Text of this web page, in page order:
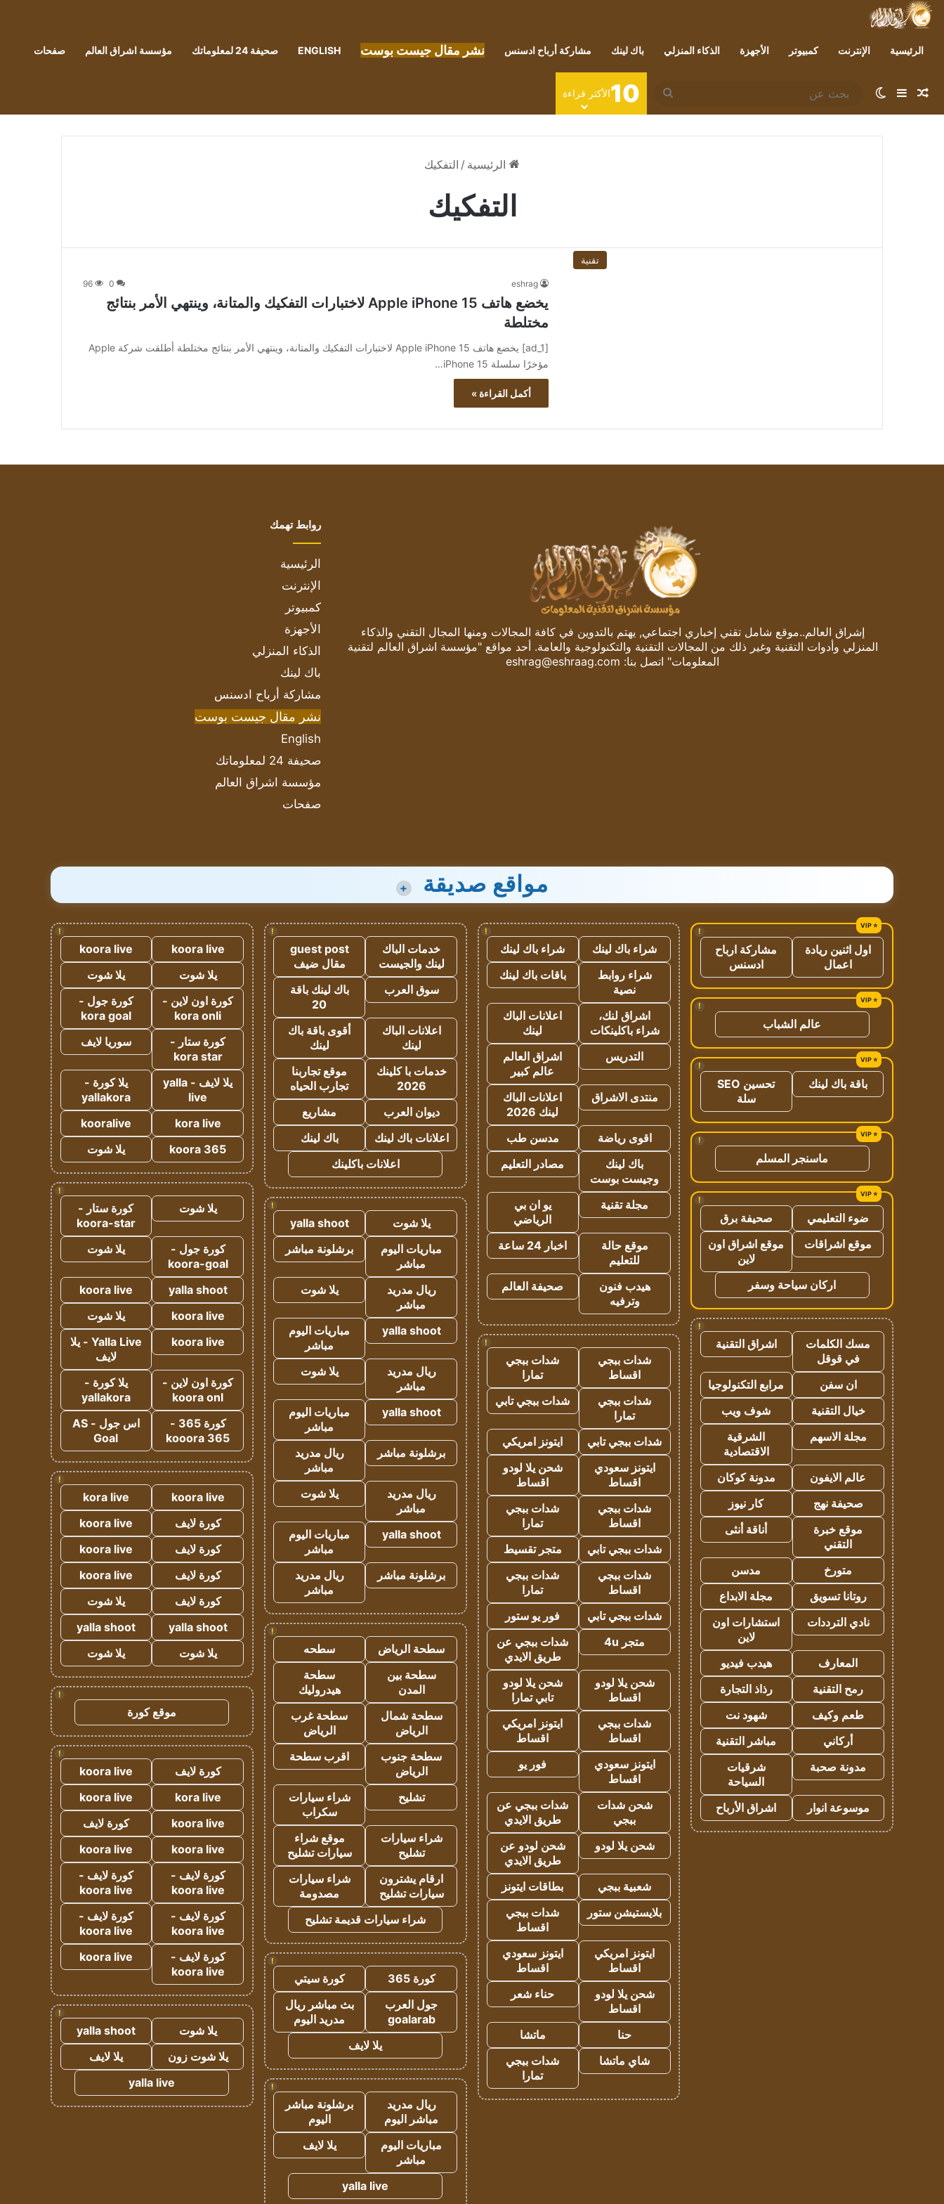
الرئيسية الإنترنت كمبيوتر الأجهزة الذكاء المنزلي باك لينك مشاركة أرباح ادسنس نشر مقال جيست بوست ENGLISH صحيفة 24 لمعلوماتك مؤسسة اشراق العالم صفحات
مقال عشوائي
إضافة عمود جانبي
الوضع المظلم
بحث
عن
10الأكثر قراءة
الرئيسية / التفكيك
التفكيك
تقنية
eshrag
0
96
يخضع هاتف Apple iPhone 15 لاختبارات التفكيك والمتانة، وينتهي الأمر بنتائج
مختلطة
[ad_1] يخضع هاتف Apple iPhone 15 لاختبارات التفكيك والمتانة، وينتهي الأمر بنتائج مختلطة أطلقت شركة Apple
مؤخرًا سلسلة iPhone 15…
أكمل القراءة »
إشراق العالم..موقع شامل تقني إخباري اجتماعي, يهتم بالتدوين في كافة المجالات ومنها المجال التقني والذكاء
المنزلي وأدوات التقنية وغير ذلك من المجالات التقنية والتكنولوجية والعامة. أحد مواقع "مؤسسة اشراق العالم لتقنية
المعلومات" اتصل بنا: eshrag@eshraag.com
روابط تهمك
الرئيسية
الإنترنت
كمبيوتر
الأجهزة
الذكاء المنزلي
باك لينك
مشاركة أرباح ادسنس
نشر مقال جيست بوست
English
صحيفة 24 لمعلوماتك
مؤسسة اشراق العالم
صفحات
مواقع صديقة +
!
اول اثنين ريادة
اعمال
مشاركة ارباح
ادسنس
!
عالم الشباب
!
باقة باك لينك
تحسين SEO
سلة
!
ماسنجر المسلم
!
ضوء التعليمي
صحيفة برق
موقع اشراقات
موقع اشراق اون
لاين
اركان سياحة وسفر
!
مسك الكلمات
في قوقل
اشراق التقنية
ان سفن
مرابع التكنولوجيا
خيال التقنية
شوف ويب
مجلة الاسهم
الشرقية
الاقتصادية
عالم الايفون
مدونة كوكان
صحيفة نهج
كار نيوز
موقع خبرة
التقني
أناقة أنثى
متورخ
مدسن
روتانا تسويق
مجلة الابداع
نادي الترددات
استشارات اون
لاين
المعارف
هيدب فيديو
رمح التقنية
رذاذ التجارة
طعم وكيف
شهود نت
أركاني
مباشر التقنية
مدونة صحبة
شرقيات
السياحة
موسوعة انوار
اشراق الأرباح
!
شراء باك لينك
شراء باك لينك
شراء روابط
نصية
باقات باك لينك
اشراق لنك،
شراء باكلينكات
اعلانات الباك
لينك
التدريس
اشراق العالم
عالم كبير
منتدى الاشراق
اعلانات الباك
لينك 2026
اقوى رياضة
مدسن طب
باك لينك
وجيست بوست
مصادر التعليم
مجلة تقنية
يو ان بي
الرياضي
موقع حالة
للتعليم
اخبار 24 ساعة
هيدب فنون
وترفيه
صحيفة العالم
!
شدات ببجي
اقساط
شدات ببجي
تمارا
شدات ببجي
تمارا
شدات ببجي تابي
شدات ببجي تابي
ايتونز امريكي
ايتونز سعودي
اقساط
شحن يلا لودو
اقساط
شدات ببجي
اقساط
شدات ببجي
تمارا
شدات ببجي تابي
متجر تقسيط
شدات ببجي
اقساط
شدات ببجي
تمارا
شدات ببجي تابي
فور يو ستور
متجر 4u
شدات ببجي عن
طريق الايدي
شحن يلا لودو
اقساط
شحن يلا لودو
تابي تمارا
شدات ببجي
اقساط
ايتونز امريكي
اقساط
ايتونز سعودي
اقساط
فور يو
شحن شدات
ببجي
شدات ببجي عن
طريق الايدي
شحن يلا لودو
شحن لودو عن
طريق الايدي
شعبية ببجي
بطاقات ايتونز
بلايستيشن ستور
شدات ببجي
اقساط
ايتونز امريكي
اقساط
ايتونز سعودي
اقساط
شحن يلا لودو
اقساط
حناء شعر
حنا
ماتشا
شاي ماتشا
شدات ببجي
تمارا
!
خدمات الباك
لينك والجيست
guest post
مقال ضيف
سوق العرب
باك لينك باقة
20
اعلانات الباك
لينك
أقوى باقة باك
لينك
خدمات با كلينك
2026
موقع تجاربنا
تجارب الحياه
ديوان العرب
مشاريع
اعلانات باك لينك
باك لينك
اعلانات باكلينك
!
يلا شوت
yalla shoot
مباريات اليوم
مباشر
برشلونة مباشر
ريال مدريد
مباشر
يلا شوت
yalla shoot
مباريات اليوم
مباشر
ريال مدريد
مباشر
يلا شوت
yalla shoot
مباريات اليوم
مباشر
برشلونة مباشر
ريال مدريد
مباشر
ريال مدريد
مباشر
يلا شوت
yalla shoot
مباريات اليوم
مباشر
برشلونة مباشر
ريال مدريد
مباشر
!
سطحة الرياض
سطحه
سطحة بين
المدن
سطحة
هيدروليك
سطحة شمال
الرياض
سطحة غرب
الرياض
سطحة جنوب
الرياض
اقرب سطحة
تشليح
شراء سيارات
سكراب
شراء سيارات
تشليح
موقع شراء
سيارات تشليح
ارقام يشترون
سيارات تشليح
شراء سيارات
مصدومة
شراء سيارات قديمة تشليح
!
كورة 365
كورة سيتي
جول العرب
goalarab
بث مباشر ريال
مدريد اليوم
يلا لايف
!
ريال مدريد
مباشر اليوم
برشلونة مباشر
اليوم
مباريات اليوم
مباشر
يلا لايف
yalla live
!
koora live
koora live
يلا شوت
يلا شوت
كورة اون لاين -
kora onli
كورة جول -
kora goal
كورة ستار -
kora star
سوريا لايف
يلا لايف - yalla
live
يلا كورة -
yallakora
kora live
kooralive
koora 365
يلا شوت
!
يلا شوت
كورة ستار -
koora-star
كورة جول -
koora-goal
يلا شوت
yalla shoot
koora live
koora live
يلا شوت
koora live
Yalla Live - يلا
لايف
كورة اون لاين -
koora onl
يلا كورة -
yallakora
كورة 365 -
kooora 365
اس جول - AS
Goal
!
koora live
kora live
كورة لايف
koora live
كورة لايف
koora live
كورة لايف
koora live
كورة لايف
يلا شوت
yalla shoot
yalla shoot
يلا شوت
يلا شوت
!
موقع كورة
!
كورة لايف
koora live
kora live
koora live
koora live
كورة لايف
koora live
koora live
كورة لايف -
koora live
كورة لايف -
koora live
كورة لايف -
koora live
كورة لايف -
koora live
كورة لايف -
koora live
koora live
!
يلا شوت
yalla shoot
يلا شوت زون
يلا لايف
yalla live